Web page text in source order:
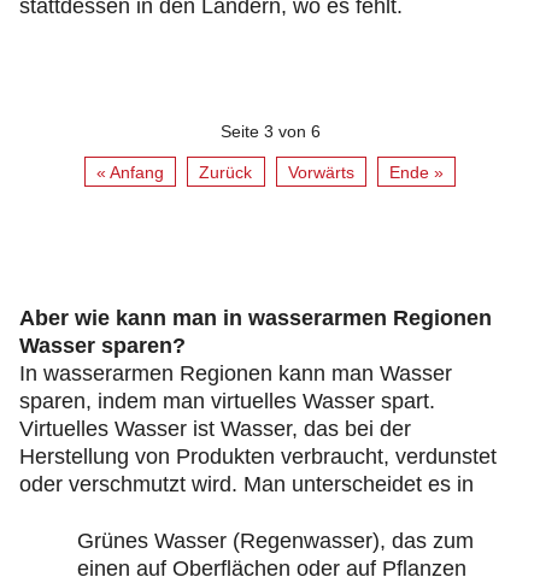
stattdessen in den Ländern, wo es fehlt.
Seite 3 von 6
« Anfang Zurück Vorwärts Ende »
Aber wie kann man in wasserarmen Regionen
Wasser sparen?
In wasserarmen Regionen kann man Wasser
sparen, indem man virtuelles Wasser spart.
Virtuelles Wasser ist Wasser, das bei der
Herstellung von Produkten verbraucht, verdunstet
oder verschmutzt wird. Man unterscheidet es in
Grünes Wasser (Regenwasser), das zum
einen auf Oberflächen oder auf Pflanzen